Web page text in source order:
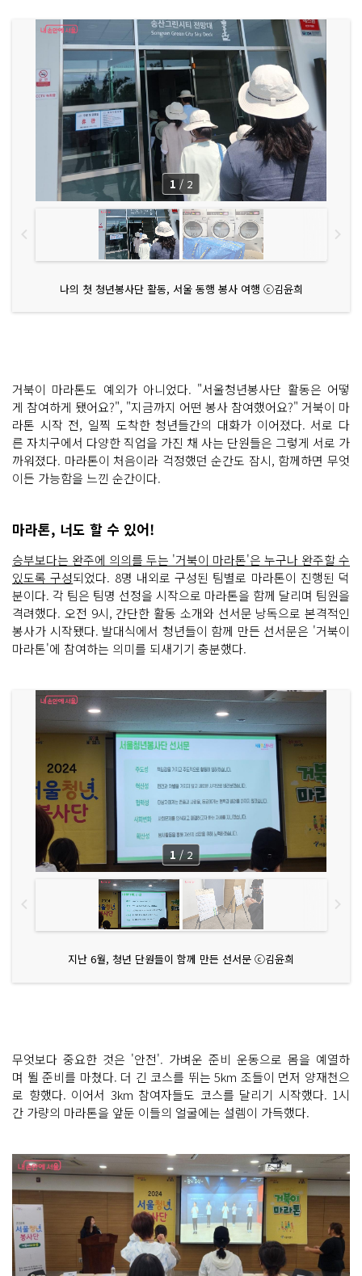
나의 첫 청년봉사단 활동, 서울 동행 봉사 여행 ⓒ김윤희
1 / 2
거북이 마라톤도 예외가 아니었다. "서울청년봉사단 활동은 어떻
게 참여하게 됐어요?", "지금까지 어떤 봉사 참여했어요?" 거북이 마
라톤 시작 전, 일찍 도착한 청년들간의 대화가 이어졌다. 서로 다
른 자치구에서 다양한 직업을 가진 채 사는 단원들은 그렇게 서로 가
까워졌다. 마라톤이 처음이라 걱정했던 순간도 잠시, 함께하면 무엇
이든 가능함을 느낀 순간이다.
마라톤, 너도 할 수 있어!
승부보다는 완주에 의의를 두는 '거북이 마라톤'은 누구나 완주할 수
있도록 구성되었다. 8명 내외로 구성된 팀별로 마라톤이 진행된 덕
분이다. 각 팀은 팀명 선정을 시작으로 마라톤을 함께 달리며 팀원을
격려했다. 오전 9시, 간단한 활동 소개와 선서문 낭독으로 본격적인
봉사가 시작됐다. 발대식에서 청년들이 함께 만든 선서문은 '거북이
마라톤'에 참여하는 의미를 되새기기 충분했다.
지난 6월, 청년 단원들이 함께 만든 선서문 ⓒ김윤희
1 / 2
무엇보다 중요한 것은 '안전'. 가벼운 준비 운동으로 몸을 예열하
며 뛸 준비를 마쳤다. 더 긴 코스를 뛰는 5km 조들이 먼저 양재천으
로 향했다. 이어서 3km 참여자들도 코스를 달리기 시작했다. 1시
간 가량의 마라톤을 앞둔 이들의 얼굴에는 설렘이 가득했다.